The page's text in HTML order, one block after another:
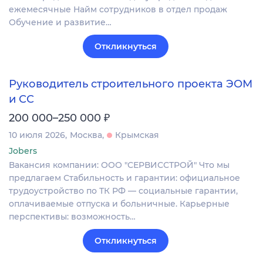
ежемесячные Найм сотрудников в отдел продаж
Обучение и развитие…
Откликнуться
Руководитель строительного проекта ЭОМ
и СС
200 000–250 000 ₽
10 июля 2026 Москва
Крымская
Jobers
Вакансия компании: ООО "СЕРВИССТРОЙ" Что мы
предлагаем Стабильность и гарантии: официальное
трудоустройство по ТК РФ — социальные гарантии,
оплачиваемые отпуска и больничные. Карьерные
перспективы: возможность…
Откликнуться